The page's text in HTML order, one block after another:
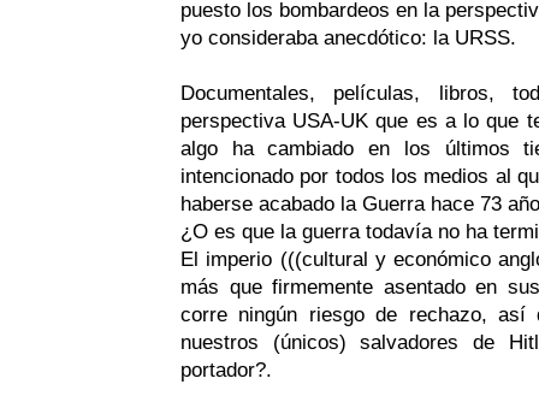
puesto los bombardeos en la
yo consideraba anecdótico: la URSS.
Documentales, películas, libros,
perspectiva USA-UK que es a lo que
algo ha cambiado en los últimos
intencionado por todos los medios al
haberse acabado la Guerra hace 73
¿O es que la guerra todavía no ha
El imperio (((cultural y económico
más que firmemente asentado en
corre ningún riesgo de rechazo,
nuestros (únicos) salvadores de
portador?.